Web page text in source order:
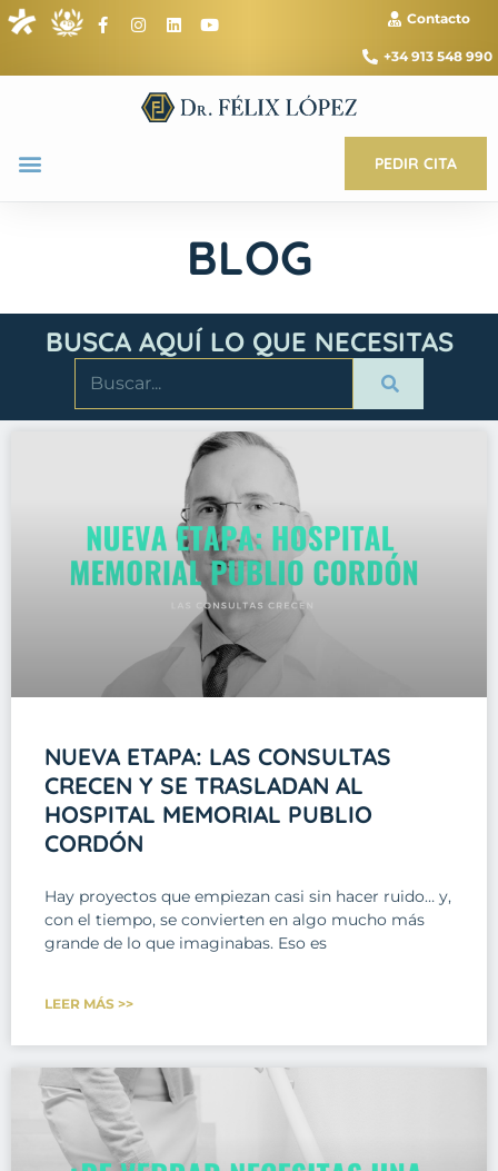
Contacto
+34 913 548 990
PEDIR CITA
BLOG
BUSCA AQUÍ LO QUE NECESITAS
NUEVA ETAPA: LAS CONSULTAS
CRECEN Y SE TRASLADAN AL
HOSPITAL MEMORIAL PUBLIO
CORDÓN
Hay proyectos que empiezan casi sin hacer ruido… y,
con el tiempo, se convierten en algo mucho más
grande de lo que imaginabas. Eso es
LEER MÁS >>